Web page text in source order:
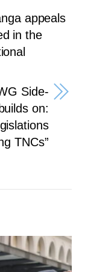
appeals
in the
Side-
on:
TNCs”